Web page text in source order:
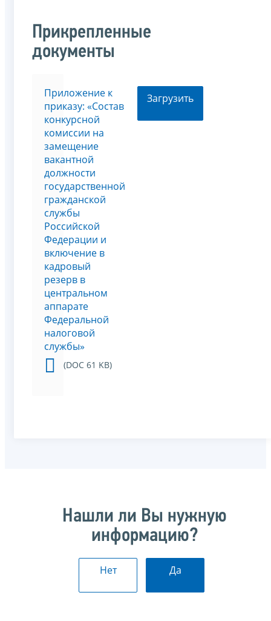
Прикрепленные
документы
Приложение к
приказу: «Состав
конкурсной
комиссии на
замещение
вакантной
должности
государственной
гражданской
службы
Российской
Федерации и
включение в
кадровый
резерв в
центральном
аппарате
Федеральной
налоговой
службы»
(DOC 61 KB)
Загрузить
Нашли ли Вы нужную
информацию?
Нет Да